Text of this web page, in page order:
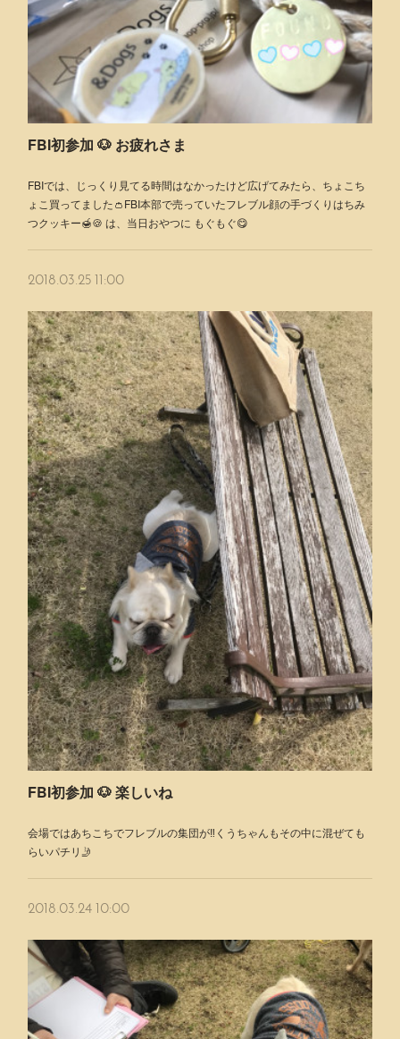
FBI初参加 🐶 お疲れさま
FBIでは、じっくり見てる時間はなかったけど広げてみたら、ちょこち
ょこ買ってました👛FBI本部で売っていたフレブル顔の手づくりはちみ
つクッキー🍯🍪 は、当日おやつに もぐもぐ😋
2018.03.25 11:00
FBI初参加 🐶 楽しいね
会場ではあちこちでフレブルの集団が‼️くうちゃんもその中に混ぜても
らいパチリ🤳
2018.03.24 10:00